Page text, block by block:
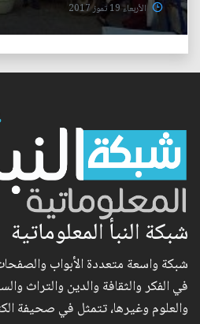
الأربعاء 19 تموز 2017
شبكة النبأ المعلوماتية
شبكة واسعة متعددة الأبواب
في الفكر والثقافة والدين والتراث
والعلوم وغيرها، تتمثل في صحيفة